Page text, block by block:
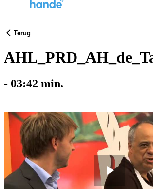
Terug
- 03:42 min.